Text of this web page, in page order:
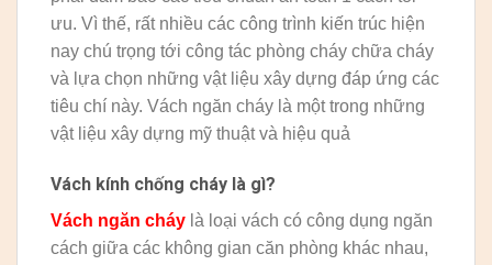
ưu. Vì thế, rất nhiều các công trình kiến trúc hiện
nay chú trọng tới công tác phòng cháy chữa cháy
và lựa chọn những vật liệu xây dựng đáp ứng các
tiêu chí này. Vách ngăn cháy là một trong những
vật liệu xây dựng mỹ thuật và hiệu quả
Vách kính chống cháy là gì?
Vách ngăn cháy là loại vách có công dụng ngăn
cách giữa các không gian căn phòng khác nhau,